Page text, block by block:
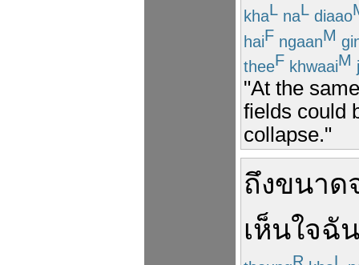
khaL naL diaao
haiF ngaanM
theeF khwaaiM
"At the
fields could
collapse."
ถึงขนาด
เห็นใจฉัน
R L